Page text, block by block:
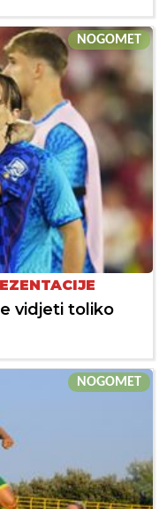
NOGOMET
vidjeti toliko
NOGOMET